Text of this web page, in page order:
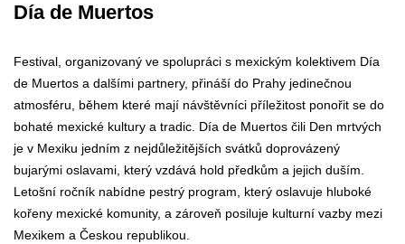
Día de Muertos
Festival, organizovaný ve spolupráci s mexickým kolektivem Día
de Muertos a dalšími partnery, přináší do Prahy jedinečnou
atmosféru, během které mají návštěvníci příležitost ponořit se do
bohaté mexické kultury a tradic. Día de Muertos čili Den mrtvých
je v Mexiku jedním z nejdůležitějších svátků doprovázený
bujarými oslavami, který vzdává hold předkům a jejich duším.
Letošní ročník nabídne pestrý program, který oslavuje hluboké
kořeny mexické komunity, a zároveň posiluje kulturní vazby mezi
Mexikem a Českou republikou.